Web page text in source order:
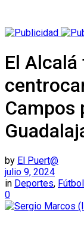
El
Campos
by El Puert@
julio 9, 2024
in Deportes, Fútbol
0